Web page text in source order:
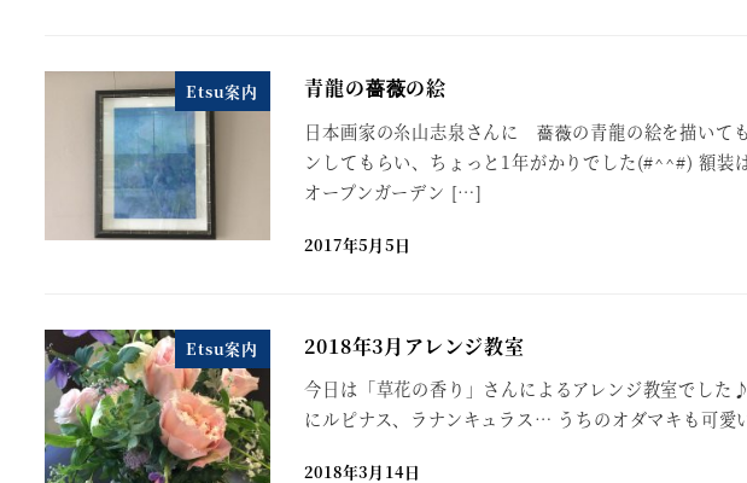
Etsu案内 青龍の薔薇の絵
日本画家の糸山志泉さんに 薔薇の青龍の絵を描い
ンしてもらい、ちょっと1年がかりでした(#^^#) 額装
オープンガーデン […]
2017年5月5日
Etsu案内 2018年3月アレンジ教室
今日は「草花の香り」さんによるアレンジ教室でし
にルピナス、ラナンキュラス… うちのオダマキも可愛
2018年3月14日